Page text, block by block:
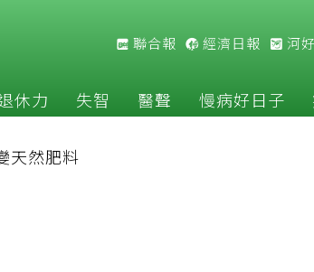
聯合報 經濟日報 河
休力 失智 醫聲 慢病好日子
天然肥料